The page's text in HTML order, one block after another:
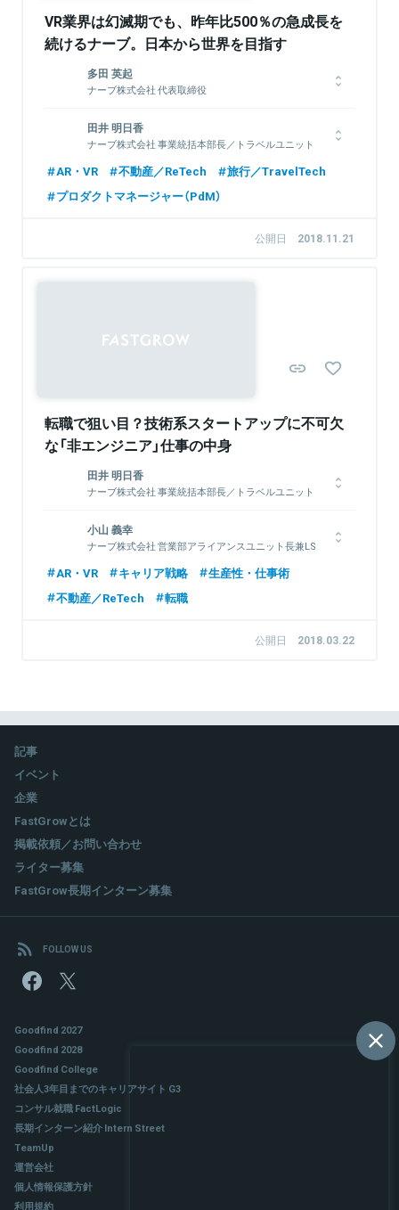
VR業界は幻滅期でも、昨年比500％の急成長を
続けるナーブ。日本から世界を目指す
多田 英起
ナーブ株式会社 代表取締役
年以上行っており、技術を活用した新しいソリューションをテー
マに KDDI社との共同特許をはじめ、オープンスタックシェア
No.1の米ミランティス社とのJVの構築などを行う。
ライフスタイルに特化したVR事業（ナーブ事業）をスピンアウト
して、国内最大のVRプラットフォームを構築し現在に至る。
田井 明日香
ナーブ株式会社 事業統括本部長／トラベルユニット
専門学校在籍中にスピンアウト前のナーブと出逢い、ビジョンに
共感。
ナーブとして初めての社員として雇用。半年間の営業アシスタン
ト経験後、営業へ昇格。トップセールスを記録して、1年後にエ
ラベルユニットユニットマネージャーを務める。
関連情報をみる
AR・VR 不動産／ReTech
旅行／TravelTech
プロダクトマネージャー（PdM）
公開日 2018.11.21
転職で狙い目？技術系スタートアップに不可欠
な「非エンジニア」仕事の中身
田井 明日香
ナーブ株式会社 事業統括本部長／トラベルユニット
専門学校在籍中にスピンアウト前のナーブと出逢い、ビジョンに
ナーブとして初めての社員として雇用。半年間の営業アシスタン
ト経験後、営業へ昇格。トップセールスを記録して、1年後にエ
小山 義幸
ナーブ株式会社 営業部アライアンスユニット長兼LS
1984年生まれ。大学卒業後、2007年 株式会社ネクスト（現：
株式会社LIFULL）入社。
年間トップセールス受賞や社内海外研修プログラムにも参加の
関連情報をみる
AR・VR キャリア戦略
生産性・仕事術
不動産／ReTech
転職
公開日 2018.03.22
記事
イベント
企業
FastGrowとは
掲載依頼／お問い合わせ
ライター募集
FastGrow長期インターン募集
FOLLOW US
Goodfind 2027
Goodfind 2028
Goodfind College
社会人3年目までのキャリアサイト G3
コンサル就職 FactLogic
長期インターン紹介 Intern Street
TeamUp
運営会社
個人情報保護方針
利用規約